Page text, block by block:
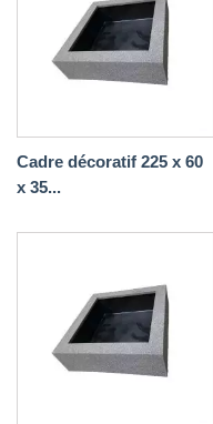
Cadre décoratif 225 x 60
x 35...